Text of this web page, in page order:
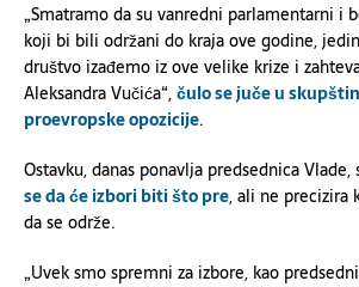
„Smatramo da su vanredni parlamentarni i
koji bi bili održani do kraja ove godine,
društvo izađemo iz ove velike krize i
Aleksandra Vučića“,čulo se juče u
proevropske opozicije.
Ostavku, danas ponavlja predsednica Vlade,
se da će izbori biti što pre, ali ne precizira
da se održe.
„Uvek smo spremni za izbore, kao